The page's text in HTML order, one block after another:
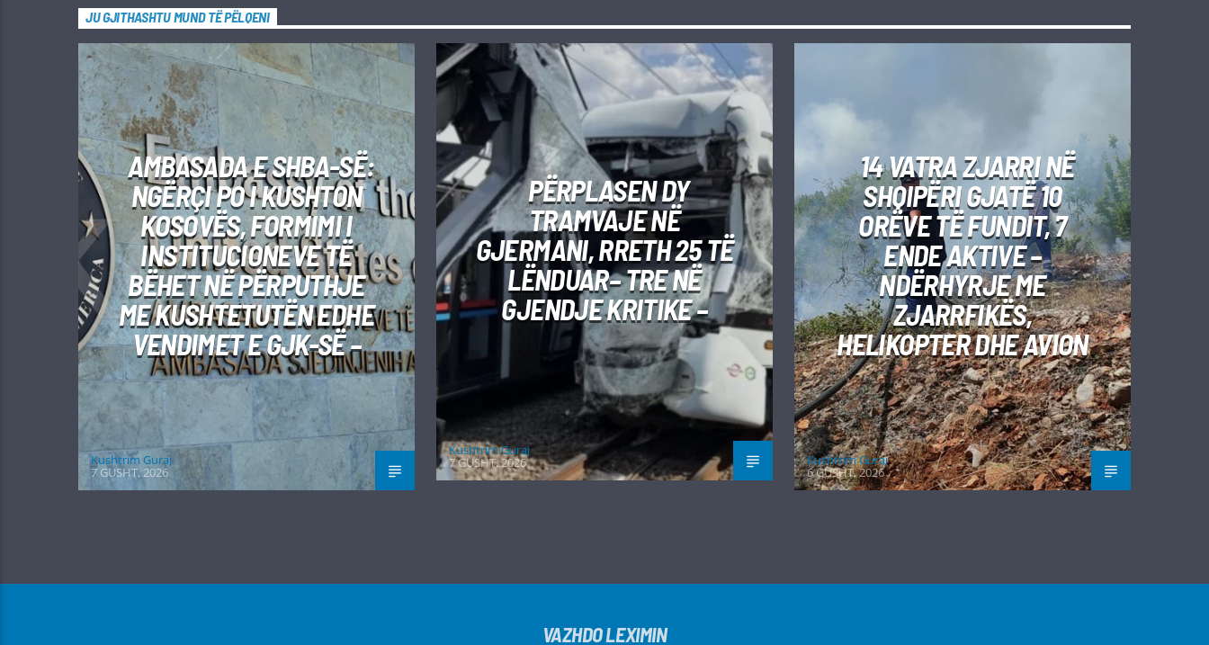
JU GJITHASHTU MUND TË PËLQENI
AMBASADA E SHBA-SË:
NGËRÇI PO I KUSHTON
KOSOVËS, FORMIMI I
INSTITUCIONEVE TË
BËHET NË PËRPUTHJE
ME KUSHTETUTËN EDHE
VENDIMET E GJK-SË –
Kushtrim Guraj
7 GUSHT, 2026
PËRPLASEN DY
TRAMVAJE NË
GJERMANI, RRETH 25 TË
LËNDUAR– TRE NË
GJENDJE KRITIKE –
Kushtrim Guraj
7 GUSHT, 2026
14 VATRA ZJARRI NË
SHQIPËRI GJATË 10
ORËVE TË FUNDIT, 7
ENDE AKTIVE –
NDËRHYRJE ME
ZJARRFIKËS,
HELIKOPTER DHE AVION
Kushtrim Guraj
6 GUSHT, 2026
VAZHDO LEXIMIN